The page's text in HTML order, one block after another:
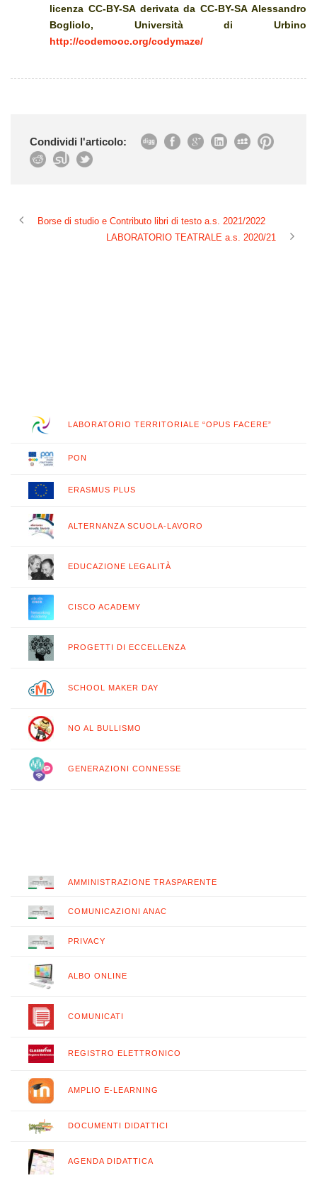
licenza CC-BY-SA derivata da CC-BY-SA Alessandro
Bogliolo, Università di Urbino
http://codemooc.org/codymaze/
Condividi l'articolo:
Borse di studio e Contributo libri di testo a.s. 2021/2022
LABORATORIO TEATRALE a.s. 2020/21
LABORATORIO TERRITORIALE “OPUS FACERE”
PON
ERASMUS PLUS
ALTERNANZA SCUOLA-LAVORO
EDUCAZIONE LEGALITÀ
CISCO ACADEMY
PROGETTI DI ECCELLENZA
SCHOOL MAKER DAY
NO AL BULLISMO
GENERAZIONI CONNESSE
AMMINISTRAZIONE TRASPARENTE
COMUNICAZIONI ANAC
PRIVACY
ALBO ONLINE
COMUNICATI
REGISTRO ELETTRONICO
AMPLIO E-LEARNING
DOCUMENTI DIDATTICI
AGENDA DIDATTICA